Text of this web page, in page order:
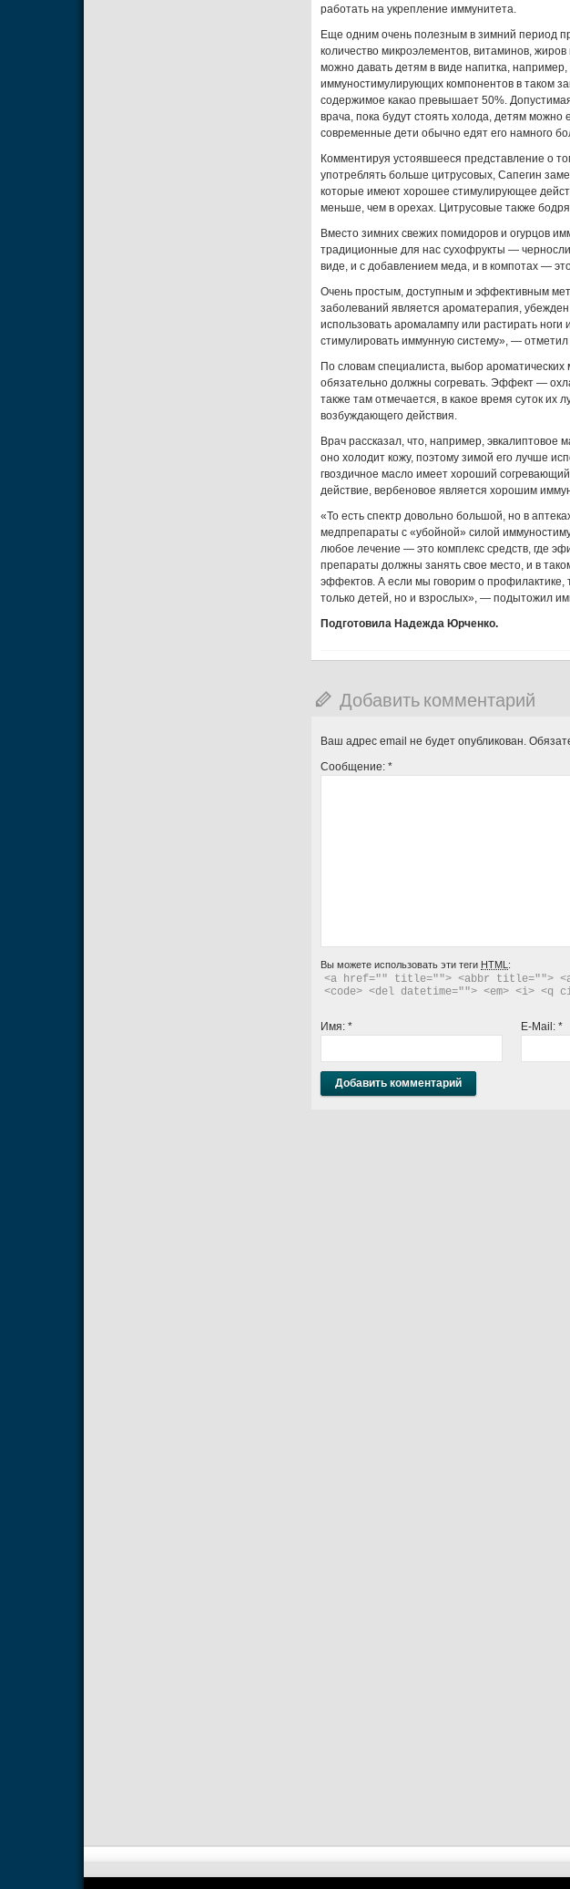
работать на укрепление иммунитета.
Еще одним очень полезным в зимний период
количество микроэлементов, витаминов,
можно давать детям в виде напитка,
иммуностимулирующих компонентов в таком
содержимое какао превышает 50%.
врача, пока будут стоять холода, детям можно
современные дети обычно едят его намного
Комментируя устоявшееся представление о
употреблять больше цитрусовых, Сапегин
которые имеют хорошее стимулирующее
меньше, чем в орехах. Цитрусовые также
Вместо зимних свежих помидоров и огурцов
традиционные для нас сухофрукты —
виде, и с добавлением меда, и в компотах —
Очень простым, доступным и эффективным
заболеваний является ароматерапия,
использовать аромалампу или растирать
стимулировать иммунную систему», — отметил
По словам специалиста, выбор ароматических
обязательно должны согревать. Эффект —
также там отмечается, в какое время суток их
возбуждающего действия.
Врач рассказал, что, например,
оно холодит кожу, поэтому зимой его лучше
гвоздичное масло имеет хороший
действие, вербеновое является хорошим
«То есть спектр довольно большой, но в
медпрепараты с «убойной» силой
любое лечение — это комплекс средств, где
препараты должны занять свое место, и в
эффектов. А если мы говорим о
только детей, но и взрослых», — подытожил
Подготовила Надежда Юрченко.
Добавить комментарий
Ваш адрес email не будет опубликован.
Сообщение: *
Вы можете использовать эти теги HTML :
<a href="" title=""> <abbr title="">
<code> <del datetime=""> <em> <i> <q
Имя: * E-Mail: *